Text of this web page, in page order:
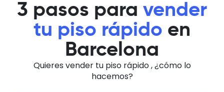
3 pasos para vender
tu piso rápido en
Barcelona
Quieres vender tu piso rápido , ¿cómo lo
hacemos?